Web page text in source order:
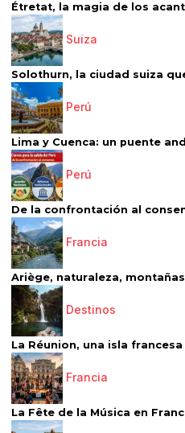
Étretat, la magia de los
Suiza
Solothurn, la ciudad suiza
Perú
Lima y Cuenca: un puente
Perú
De la confrontación al
Francia
Ariège, naturaleza,
Destinos
La Réunion, una isla
Francia
La Fête de la Música en